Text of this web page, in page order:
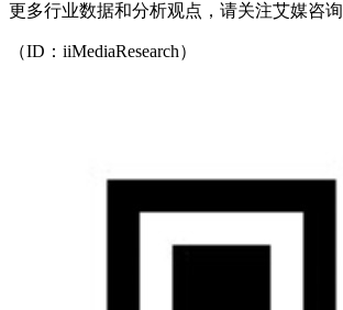
更多行业数据和分析观点，请关注艾媒咨
（ID：iiMediaResearch）